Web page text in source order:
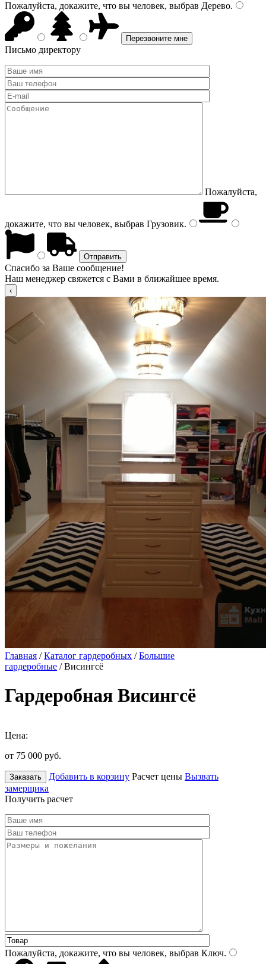
Пожалуйста, докажите, что вы человек, выбрав Дерево.
Письмо директору
Пожалуйста,
докажите, что вы человек, выбрав Грузовик.
Спасибо за Ваше сообщение!
Наш менеджер свяжется с Вами в ближайшее время.
Главная /Каталог гардеробных /Большие
гардеробные / Висингсё
Гардеробная Висингсё
Цена:
от 75 000 руб.
Заказать Добавить в корзину Расчет цены Вызвать
замерщика
Получить расчет
Пожалуйста, докажите, что вы человек, выбрав Ключ.